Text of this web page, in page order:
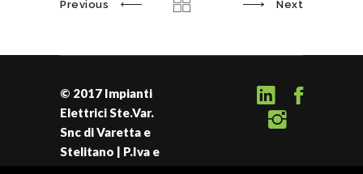
Previous Next
© 2017 Impianti
Elettrici Ste.Var.
Snc di Varetta e
Stelitano | P.Iva e